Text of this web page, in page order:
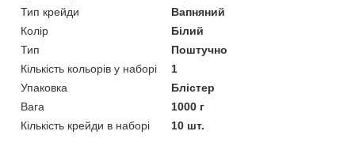
Тип крейди
Вапняний
Колір
Білий
Тип
Поштучно
Кількість кольорів у наборі
1
Упаковка
Блістер
Вага
1000 г
Кількість крейди в наборі
10 шт.